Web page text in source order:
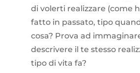
di volerti realizzare (come
fatto in passato, tipo
cosa? Prova ad
descrivere il te stesso
tipo di vita fa?